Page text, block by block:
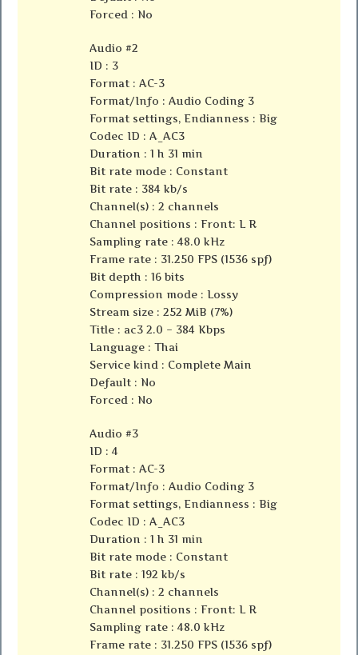
Forced : No
Audio #2
ID : 3
Format : AC-3
Format/Info : Audio Coding 3
Format settings, Endianness : Big
Codec ID : A_AC3
Duration : 1 h 31 min
Bit rate mode : Constant
Bit rate : 384 kb/s
Channel(s) : 2 channels
Channel positions : Front: L R
Sampling rate : 48.0 kHz
Frame rate : 31.250 FPS (1536 spf)
Bit depth : 16 bits
Compression mode : Lossy
Stream size : 252 MiB (7%)
Title : ac3 2.0 – 384 Kbps
Language : Thai
Service kind : Complete Main
Default : No
Forced : No
Audio #3
ID : 4
Format : AC-3
Format/Info : Audio Coding 3
Format settings, Endianness : Big
Codec ID : A_AC3
Duration : 1 h 31 min
Bit rate mode : Constant
Bit rate : 192 kb/s
Channel(s) : 2 channels
Channel positions : Front: L R
Sampling rate : 48.0 kHz
Frame rate : 31.250 FPS (1536 spf)